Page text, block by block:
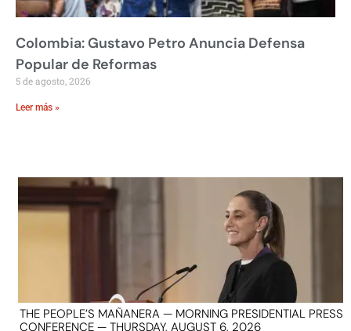
Colombia: Gustavo Petro Anuncia Defensa
Popular de Reformas
5 de agosto, 2026
Leer más »
THE PEOPLE’S MAÑANERA — MORNING PRESIDENTIAL PRESS
CONFERENCE — THURSDAY, AUGUST 6, 2026